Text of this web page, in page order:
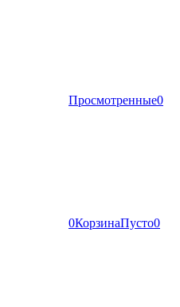
Просмотренные0
0КорзинаПусто0